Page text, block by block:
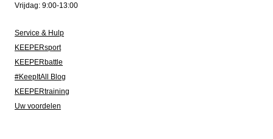
Vrijdag: 9:00-13:00
Service & Hulp
KEEPERsport
KEEPERbattle
#KeepItAll Blog
KEEPERtraining
Uw voordelen